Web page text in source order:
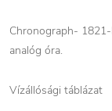
Chronograph-
analóg óra.
Vízállósági táblázat